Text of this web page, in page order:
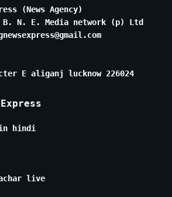
(News Agency)
N. E. Media network (p) Ltd
E aliganj lucknow 226024
in hindi
live